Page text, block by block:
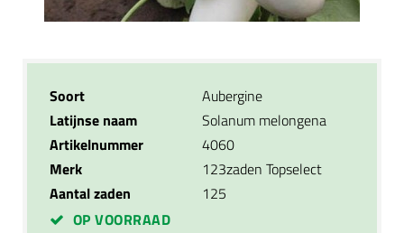
Soort
Aubergine
Latijnse naam
Solanum melongena
Artikelnummer
4060
Merk
123zaden Topselect
Aantal zaden
125
OP VOORRAAD